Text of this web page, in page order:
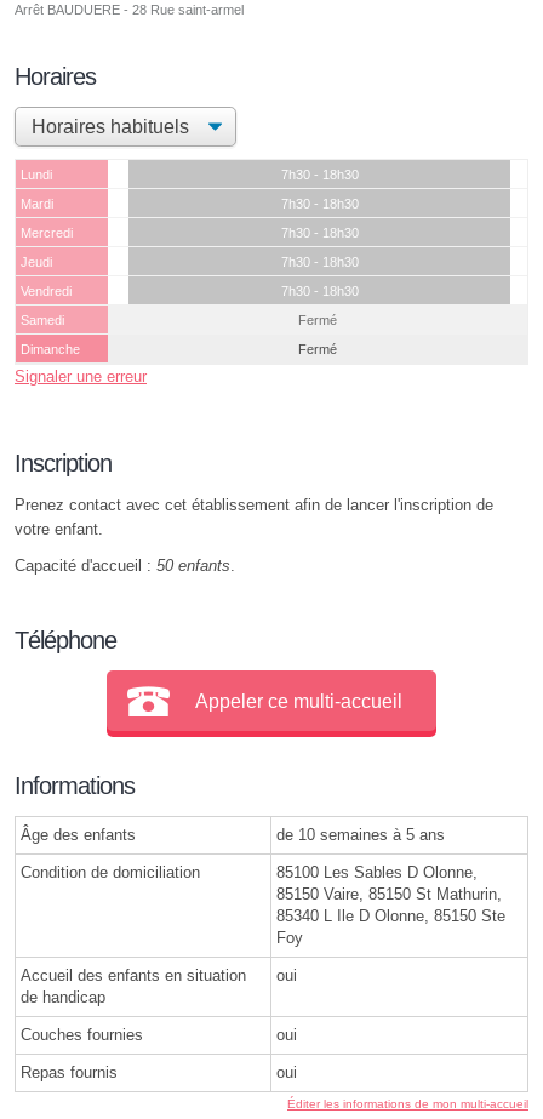
Arrêt BAUDUERE - 28 Rue saint-armel
Horaires
Lundi
7h30 - 18h30
Mardi
7h30 - 18h30
Mercredi
7h30 - 18h30
Jeudi
7h30 - 18h30
Vendredi
7h30 - 18h30
Samedi
Fermé
Dimanche
Fermé
Signaler une erreur
Inscription
Prenez contact avec cet établissement afin de lancer l'inscription de
votre enfant.
Capacité d'accueil : 50 enfants.
Téléphone
Appeler ce multi-accueil
Informations
Âge des enfants de 10 semaines à 5 ans
Condition de domiciliation
85100 Les Sables D Olonne,
85150 Vaire, 85150 St Mathurin,
85340 L Ile D Olonne, 85150 Ste
Foy
Accueil des enfants en situation
de handicap
oui
Couches fournies oui
Repas fournis oui
Éditer les informations de mon multi-accueil